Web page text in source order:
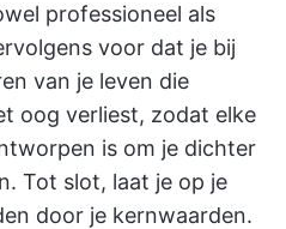
professioneel als
voor dat je bij
van je leven die
oog verliest, zodat elke
is om je dichter
Tot slot, laat je op je
door je kernwaarden.